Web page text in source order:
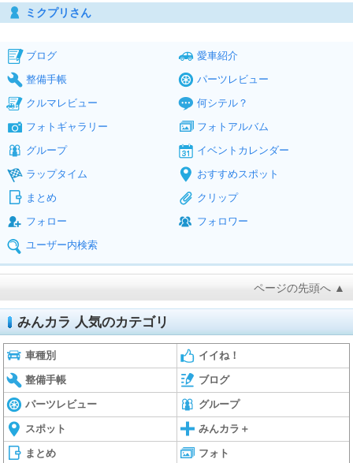
ミクプリさん
ブログ
愛車紹介
整備手帳
パーツレビュー
クルマレビュー
何シテル？
フォトギャラリー
フォトアルバム
グループ
イベントカレンダー
ラップタイム
おすすめスポット
まとめ
クリップ
フォロー
フォロワー
ユーザー内検索
ページの先頭へ ▲
みんカラ 人気のカテゴリ
車種別 イイね！
整備手帳 ブログ
パーツレビュー グループ
スポット みんカラ＋
まとめ フォト